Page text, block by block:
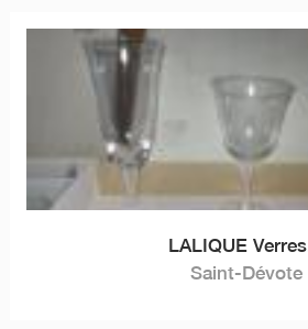
LALIQUE
Saint-Dévote